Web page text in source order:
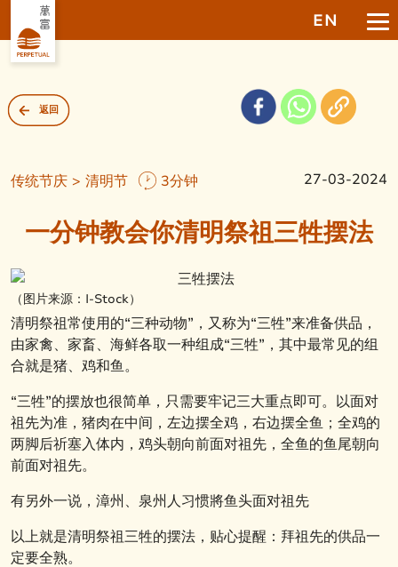
EN
返回
传统节庆 > 清明节 3分钟 27-03-2024
一分钟教会你清明祭祖三牲摆法
（图片来源：I-Stock）
清明祭祖常使用的“三种动物”，又称为“三牲”来准备供品，
由家禽、家畜、海鲜各取一种组成“三牲”，其中最常见的组
合就是猪、鸡和鱼。
“三牲”的摆放也很简单，只需要牢记三大重点即可。以面对
祖先为准，猪肉在中间，左边摆全鸡，右边摆全鱼；全鸡的
两脚后祈塞入体内，鸡头朝向前面对祖先，全鱼的鱼尾朝向
前面对祖先。
有另外一说，漳州、泉州人习惯將鱼头面对祖先
以上就是清明祭祖三牲的摆法，贴心提醒：拜祖先的供品一
定要全熟。